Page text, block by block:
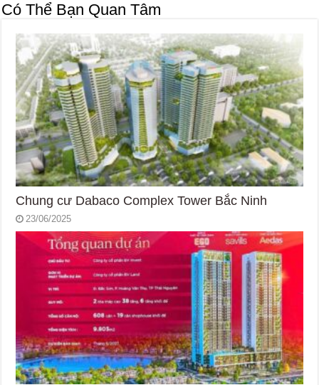
Có Thể Bạn Quan Tâm
Chung cư Dabaco Complex Tower Bắc Ninh
23/06/2025